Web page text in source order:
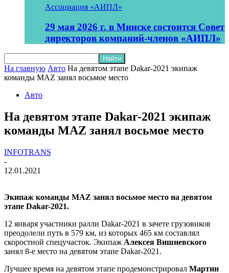
Ассоциация «АИПЛ»
29 мая 2026 г. в Минске состоится Совет
директоров компаний-членов «АИПЛ»
На главную Авто На девятом этапе Dakar-2021 экипаж
команды MAZ занял восьмое место
Авто
На девятом этапе Dakar-2021 экипаж
команды MAZ занял восьмое место
INFOTRANS
-
12.01.2021
Экипаж команды MAZ занял восьмое место на девятом
этапе Dakar-2021.
12 января участники ралли Dakar-2021 в зачете грузовиков
преодолели путь в 579 км, из которых 465 км составлял
скоростной спецучасток. Экипаж Алексея Вишневского
занял 8-е место на девятом этапе Dakar-2021.
Лучшее время на девятом этапе продемонстрировал Мартин